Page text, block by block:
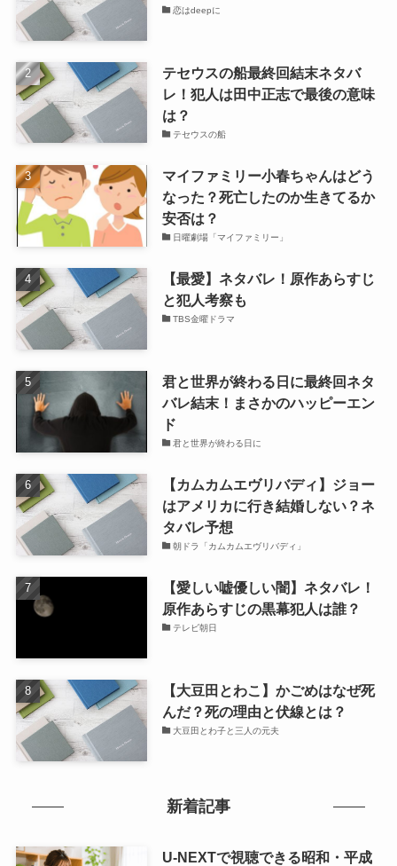
恋はdeepに
テセウスの船最終回結末ネタバ
レ！犯人は田中正志で最後の意味
は？
テセウスの船
マイファミリー小春ちゃんはどう
なった？死亡したのか生きてるか
安否は？
日曜劇場「マイファミリー」
【最愛】ネタバレ！原作あらすじ
と犯人考察も
TBS金曜ドラマ
君と世界が終わる日に最終回ネタ
バレ結末！まさかのハッピーエン
ド
君と世界が終わる日に
【カムカムエヴリバディ】ジョー
はアメリカに行き結婚しない？ネ
タバレ予想
朝ドラ「カムカムエヴリバディ」
【愛しい嘘優しい闇】ネタバレ！
原作あらすじの黒幕犯人は誰？
テレビ朝日
【大豆田とわこ】かごめはなぜ死
んだ？死の理由と伏線とは？
大豆田とわ子と三人の元夫
新着記事
U-NEXTで視聴できる昭和・平成